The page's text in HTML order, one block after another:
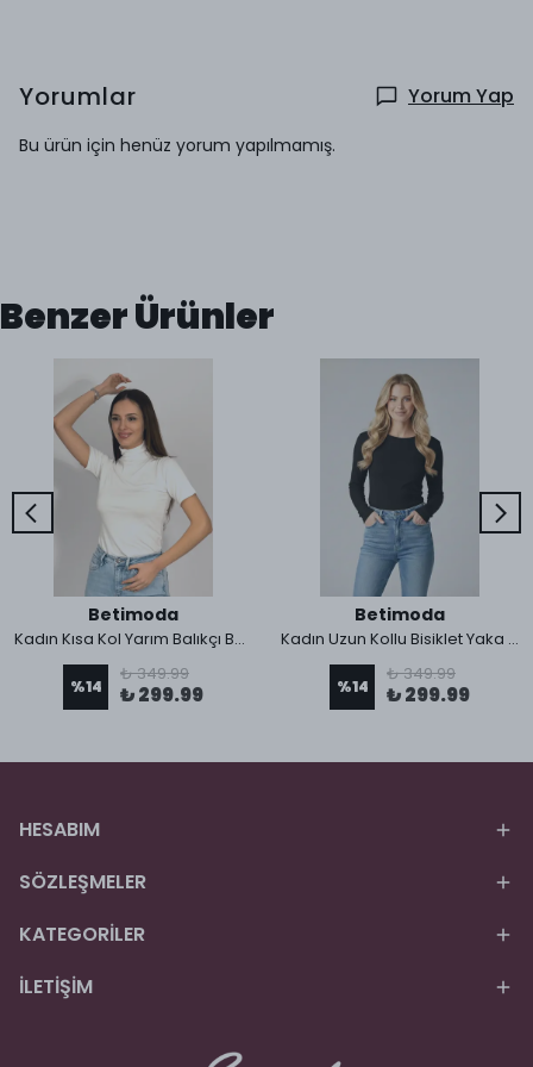
Yorumlar Yorum Yap
Bu ürün için henüz yorum yapılmamış.
Benzer Ürünler
Betimoda
Kadın Kısa Kol Yarım Balıkçı Boğazlı Body
%14
₺ 349.99
₺ 299.99
Betimoda
Kadın Uzun Kollu Bisiklet Yaka Body 1 Adet
%14
₺ 349.99
₺ 299.99
HESABIM
SÖZLEŞMELER
KATEGORİLER
İLETİŞİM